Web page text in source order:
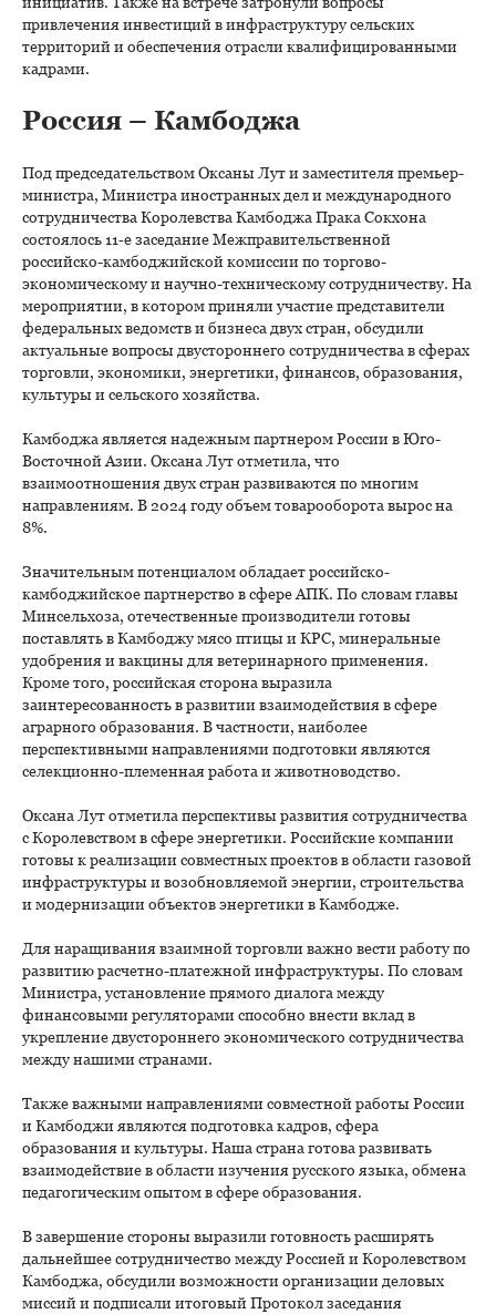
привлечения инвестиций в инфраструктуру сельских
территорий и обеспечения отрасли квалифицированными
кадрами.
Россия – Камбоджа
Под председательством Оксаны Лут и заместителя премьер-
министра, Министра иностранных дел и международного
сотрудничества Королевства Камбоджа Прака Сокхона
состоялось 11‑е заседание Межправительственной
российско-камбоджийской комиссии по торгово-
экономическому и научно-техническому сотрудничеству. На
мероприятии, в котором приняли участие представители
федеральных ведомств и бизнеса двух стран, обсудили
актуальные вопросы двустороннего сотрудничества в сферах
торговли, экономики, энергетики, финансов, образования,
культуры и сельского хозяйства.
Камбоджа является надежным партнером России в Юго-
Восточной Азии. Оксана Лут отметила, что
взаимоотношения двух стран развиваются по многим
направлениям. В 2024 году объем товарооборота вырос на
8%.
Значительным потенциалом обладает российско-
камбоджийское партнерство в сфере АПК. По словам главы
Минсельхоза, отечественные производители готовы
поставлять в Камбоджу мясо птицы и КРС, минеральные
удобрения и вакцины для ветеринарного применения.
Кроме того, российская сторона выразила
заинтересованность в развитии взаимодействия в сфере
аграрного образования. В частности, наиболее
перспективными направлениями подготовки являются
селекционно-племенная работа и животноводство.
Оксана Лут отметила перспективы развития сотрудничества
с Королевством в сфере энергетики. Российские компании
готовы к реализации совместных проектов в области газовой
инфраструктуры и возобновляемой энергии, строительства
и модернизации объектов энергетики в Камбодже.
Для наращивания взаимной торговли важно вести работу по
развитию расчетно-платежной инфраструктуры. По словам
Министра, установление прямого диалога между
финансовыми регуляторами способно внести вклад в
укрепление двустороннего экономического сотрудничества
между нашими странами.
Также важными направлениями совместной работы России
и Камбоджи являются подготовка кадров, сфера
образования и культуры. Наша страна готова развивать
взаимодействие в области изучения русского языка, обмена
педагогическим опытом в сфере образования.
В завершение стороны выразили готовность расширять
дальнейшее сотрудничество между Россией и Королевством
Камбоджа, обсудили возможности организации деловых
миссий и подписали итоговый Протокол заседания